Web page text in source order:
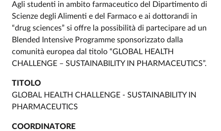
Agli studenti in ambito farmaceutico del Dipartimento di
Scienze degli Alimenti e del Farmaco e ai dottorandi in
“drug sciences” si offre la possibilità di partecipare ad un
Blended Intensive Programme sponsorizzato dalla
comunità europea dal titolo “GLOBAL HEALTH
CHALLENGE – SUSTAINABILITY IN PHARMACEUTICS”.
TITOLO
GLOBAL HEALTH CHALLENGE - SUSTAINABILITY IN
PHARMACEUTICS
COORDINATORE